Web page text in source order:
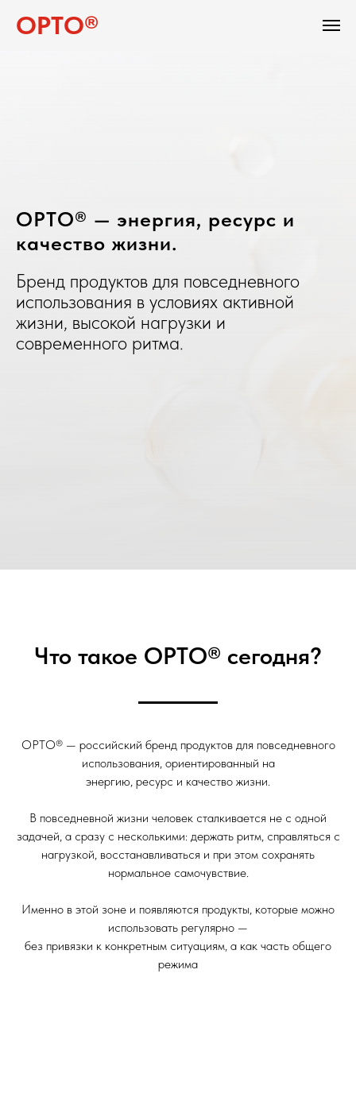
ОРТО®
ОРТО® — энергия, ресурс и
качество жизни.
Бренд продуктов для повседневного
использования в условиях активной
жизни, высокой нагрузки и
современного ритма.
Что такое ОРТО® сегодня?
ОРТО® — российский бренд продуктов для повседневного
использования, ориентированный на
энергию, ресурс и качество жизни.
В повседневной жизни человек сталкивается не с одной
задачей, а сразу с несколькими: держать ритм, справляться с
нагрузкой, восстанавливаться и при этом сохранять
нормальное самочувствие.
Именно в этой зоне и появляются продукты, которые можно
использовать регулярно —
без привязки к конкретным ситуациям, а как часть общего
режима